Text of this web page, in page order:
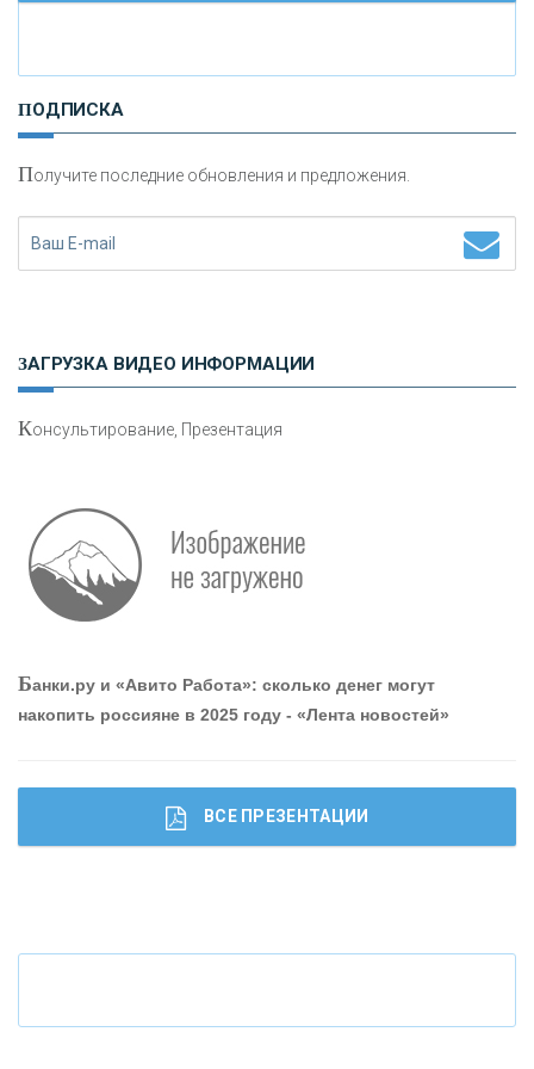
Работа мечты. Что банки делают для того, чтобы
привлечь и удержать персонал - «Интервью»
И
сохранения и увеличения капитала
Что будет с наличными деньгами при цифровом
ПОДПИСКА
Получите последние обновления и предложения.
ЗАГРУЗКА ВИДЕО ИНФОРМАЦИИ
Консультирование, Презентация
Банки.ру и «Авито Работа»: сколько денег могут
накопить россияне в 2025 году - «Лента новостей»
ВСЕ ПРЕЗЕНТАЦИИ